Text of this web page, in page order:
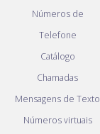
Números de
Telefone
Catálogo
Chamadas
Mensagens de Texto
Números virtuais